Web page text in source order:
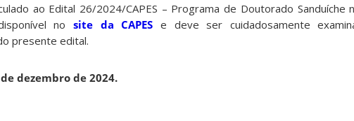
ao Edital 26/2024/CAPES – Programa de Doutorado Sanduíche
nosite da CAPES e deve ser cuidadosamente
presente edital.
dezembro de 2024.